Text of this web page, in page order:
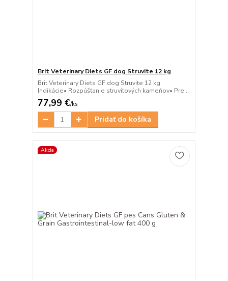
Brit Veterinary Diets GF dog Struvite 12 kg
Brit Veterinary Diets GF dog Struvite 12 kg
Indikácie• Rozpúšťanie struvitových kameňov• Pre...
77,99 €/ks
Pridať do košíka
Akcia